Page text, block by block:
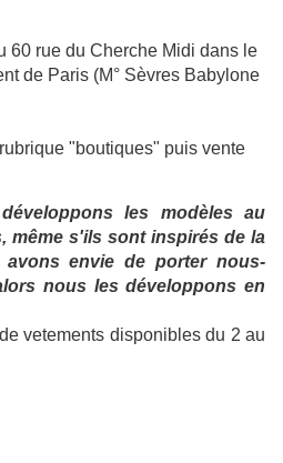
60 rue du Cherche Midi dans le
de Paris (M° Sèvres Babylone
"boutiques" puis vente
les modèles au
même s'ils sont inspirés de la
envie de porter nous-
nous les développons en
vetements disponibles du 2 au